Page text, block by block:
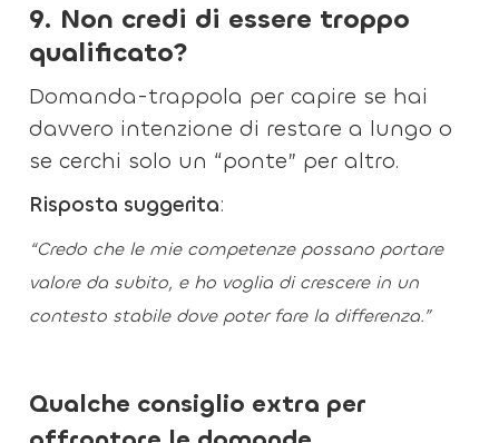
9. Non credi di essere troppo
qualificato?
Domanda-trappola per capire se hai
davvero intenzione di restare a lungo o
se cerchi solo un “ponte” per altro.
Risposta suggerita:
“Credo che le mie competenze possano portare
valore da subito, e ho voglia di crescere in un
contesto stabile dove poter fare la differenza.”
Qualche consiglio extra per